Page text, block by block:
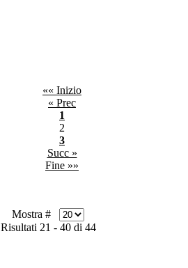
«« Inizio
« Prec
1
2
3
Succ »
Fine »»
Mostra #
Risultati 21 - 40 di 44